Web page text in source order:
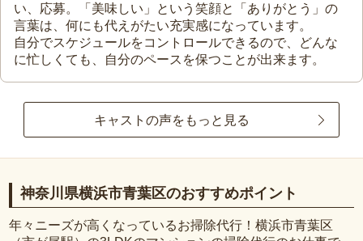
い、応募。「美味しい」という笑顔と「ありがとう」の
言葉は、何にも代えがたい充実感になっています。
自分でスケジュールをコントロールできるので、どんな
に忙しくても、自分のペースを保つことが出来ます。
キャストの声をもっと見る
神奈川県横浜市青葉区のおすすめポイント
年々ニーズが高くなっているお掃除代行！横浜市青葉区